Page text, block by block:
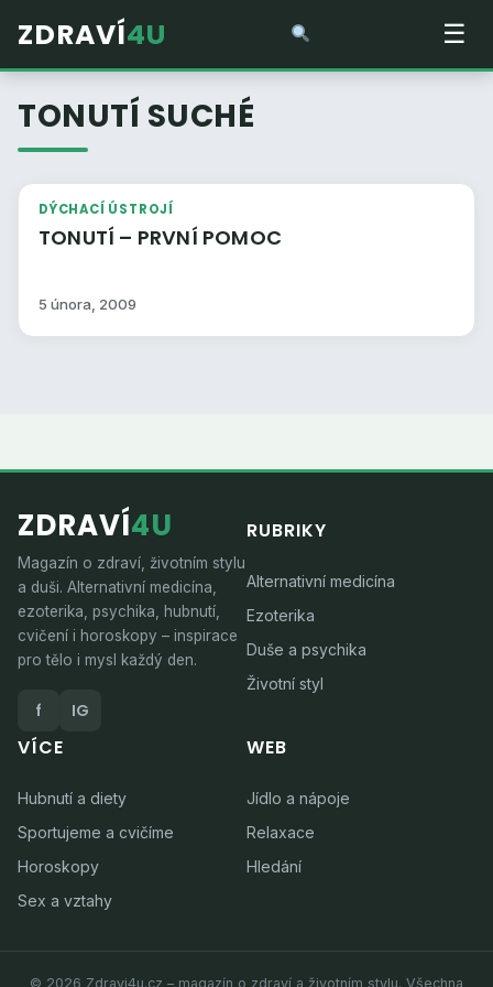
ZDRAVÍ4U ☰
TONUTÍ SUCHÉ
DÝCHACÍ ÚSTROJÍ
TONUTÍ – PRVNÍ POMOC
5 února, 2009
ZDRAVÍ4U
Magazín o zdraví, životním stylu
a duši. Alternativní medicína,
ezoterika, psychika, hubnutí,
cvičení i horoskopy – inspirace
pro tělo i mysl každý den.
f IG
RUBRIKY
Alternativní medicína
Ezoterika
Duše a psychika
Životní styl
VÍCE
Hubnutí a diety
Sportujeme a cvičíme
Horoskopy
Sex a vztahy
WEB
Jídlo a nápoje
Relaxace
Hledání
© 2026 Zdravi4u.cz – magazín o zdraví a životním stylu. Všechna